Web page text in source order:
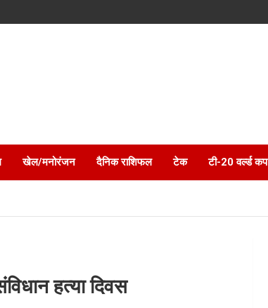
खेल/मनोरंजन दैनिक राशिफल टेक टी-20 वर्ल्ड कप
हत्या दिवस